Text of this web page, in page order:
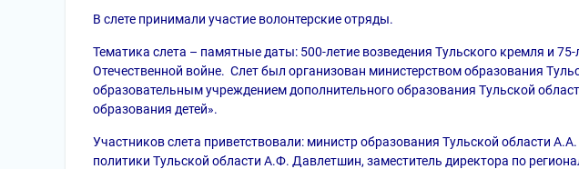
В слете принимали участие волонтерские отряды.
Тематика слета – памятные даты: 500-летие возведения Тульского кремля и
Отечественной войне. Слет был организован министерством образования
образовательным учреждением дополнительного образования Тульской
образования детей».
Участников слета приветствовали: министр образования Тульской области
политики Тульской области А.Ф. Давлетшин, заместитель директора по